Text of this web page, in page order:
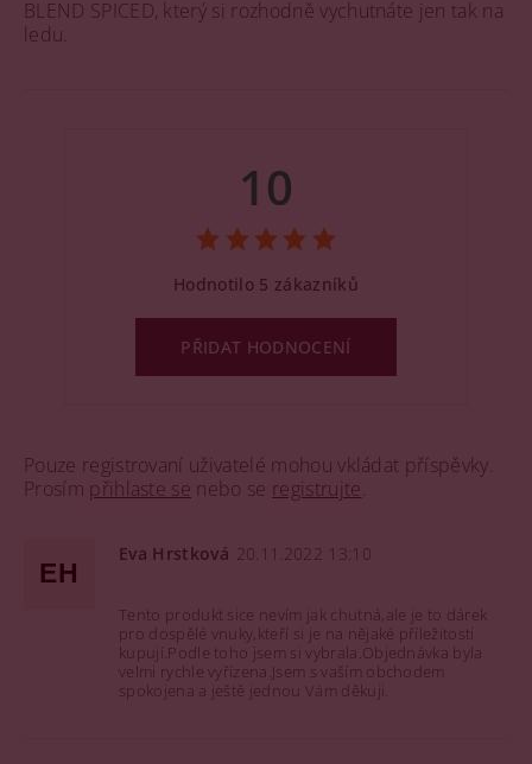
BLEND SPICED, který si rozhodně vychutnáte jen tak na
ledu.
Pouze registrovaní uživatelé mohou vkládat příspěvky.
Prosím přihlaste se nebo se registrujte
EH
Eva Hrstková 20.11.2022 13:10
Tento produkt sice nevím jak chutná,ale je to dárek
pro dospělé vnuky,kteří si je na nějaké příležitosti
kupují.Podle toho jsem si vybrala.Objednávka byla
velmi rychle vyřízena.Jsem s vaším obchodem
spokojena a ještě jednou Vám děkuji.
10
Hodnotilo 5 zákazníků
PŘIDAT HODNOCENÍ